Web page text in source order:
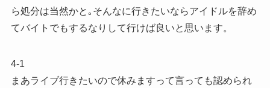
ら処分は当然かと｡そんなに行きたいならアイドルを辞め
てバイトでもするなりして行けば良いと思います。
4-1
まあライブ行きたいので休みますって言っても認められ